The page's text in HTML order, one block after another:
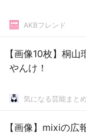
AKBフレンド
【画像10枚】桐
やんけ！
気になる芸能まとめ
【画像】mixiの広